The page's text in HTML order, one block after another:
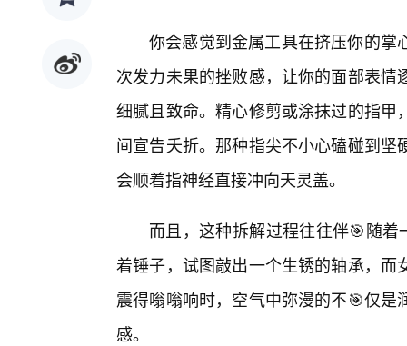
你会感觉到金属工具在挤压你的掌
次发力未果的挫败感，让你的面部表
细腻且致命。精心修剪或涂抹过的指
间宣告夭折。那种指尖不小心磕碰到
会顺着指神经直接冲向天灵盖。
而且，这种拆解过程往往伴🎯随着
着锤子，试图敲出一个生锈的轴承，
震得嗡嗡响时，空气中弥漫的不🎯仅
感。